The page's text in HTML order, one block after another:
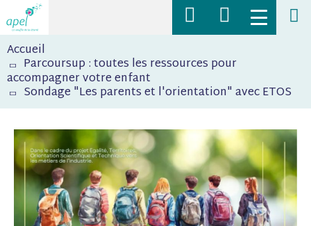
Navigation
supérieure
Toggle
menu
Rechercher
des
actualités,
des
ressources,
des
articles
sur
l'Apel
Fil
d'Ariane
Accueil
Parcoursup : toutes les ressources pour
accompagner votre enfant
Sondage "Les parents et l'orientation" avec ETOS